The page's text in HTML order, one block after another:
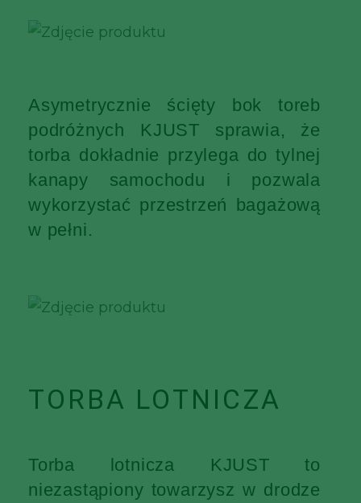
Asymetrycznie ścięty bok toreb
podróżnych KJUST sprawia, że
torba dokładnie przylega do tylnej
kanapy samochodu i pozwala
wykorzystać przestrzeń bagażową
w pełni.
TORBA LOTNICZA
Torba lotnicza KJUST to
niezastąpiony towarzysz w drodze